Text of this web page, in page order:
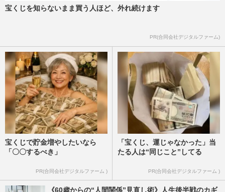
宝くじを知らないまま買う人ほど、外れ続けます
PR(合同会社デジタルファーム)
宝くじで貯金増やしたいなら
「〇〇するべき」
PR(合同会社デジタルファーム )
「宝くじ、運じゃなかった」当
たる人は“同じこと”してる
PR(合同会社デジタルファーム )
《60歳からの“人間関係”見直し術》人生後半戦のカギ